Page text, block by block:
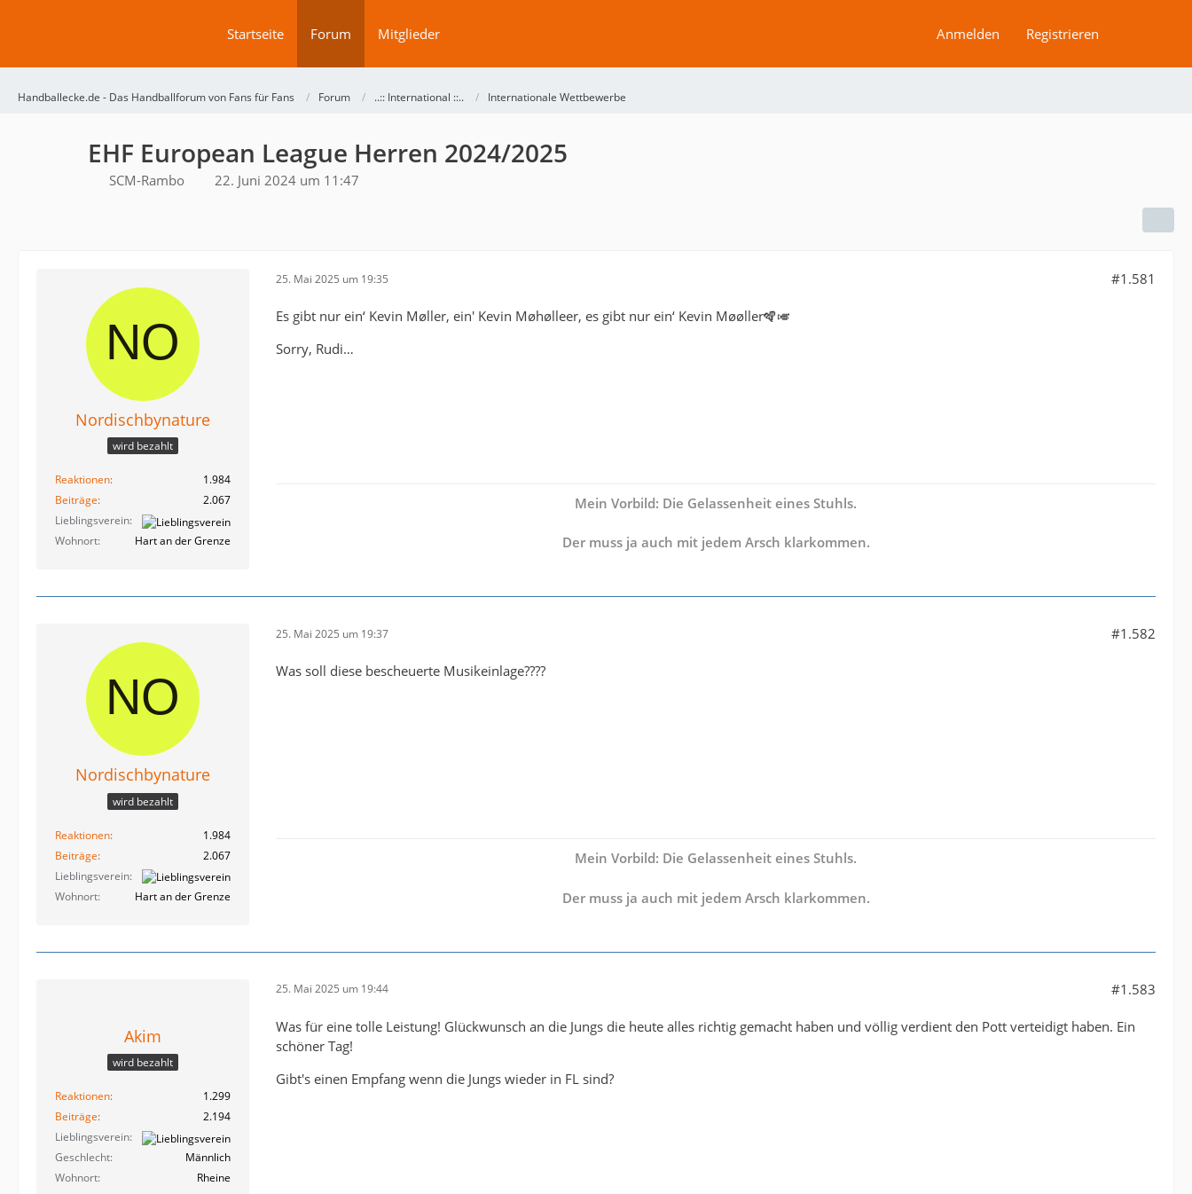
Startseite Forum Mitglieder Anmelden Registrieren
Handballecke.de - Das Handballforum von Fans für Fans Forum ..:: International ::.. Internationale Wettbewerbe
EHF European League Herren 2024/2025
SCM-Rambo 22. Juni 2024 um 11:47
Nordischbynature
wird bezahlt
Reaktionen
1.984
Beiträge
2.067
Lieblingsverein
Wohnort
Hart an der Grenze
25. Mai 2025 um 19:35 #1.581
Es gibt nur ein‘ Kevin Møller, ein' Kevin Møhølleer, es gibt nur ein‘ Kevin Møøller🪇🎺
Sorry, Rudi…
Mein Vorbild: Die Gelassenheit eines Stuhls.
Der muss ja auch mit jedem Arsch klarkommen.
Nordischbynature
wird bezahlt
Reaktionen
1.984
Beiträge
2.067
Lieblingsverein
Wohnort
Hart an der Grenze
25. Mai 2025 um 19:37 #1.582
Was soll diese bescheuerte Musikeinlage????
Mein Vorbild: Die Gelassenheit eines Stuhls.
Der muss ja auch mit jedem Arsch klarkommen.
Akim
wird bezahlt
Reaktionen
1.299
Beiträge
2.194
Lieblingsverein
Geschlecht
Männlich
Wohnort
Rheine
25. Mai 2025 um 19:44 #1.583
Was für eine tolle Leistung! Glückwunsch an die Jungs die heute alles richtig gemacht haben und völlig verdient den Pott verteidigt haben. Ein
schöner Tag!
Gibt's einen Empfang wenn die Jungs wieder in FL sind?